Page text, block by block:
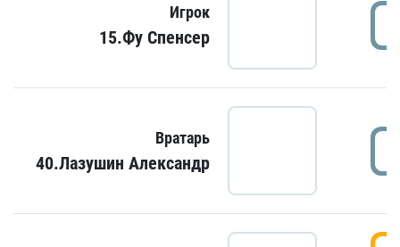
Игрок
15.Фу Спенсер
Вратарь
40.Лазушин Александр